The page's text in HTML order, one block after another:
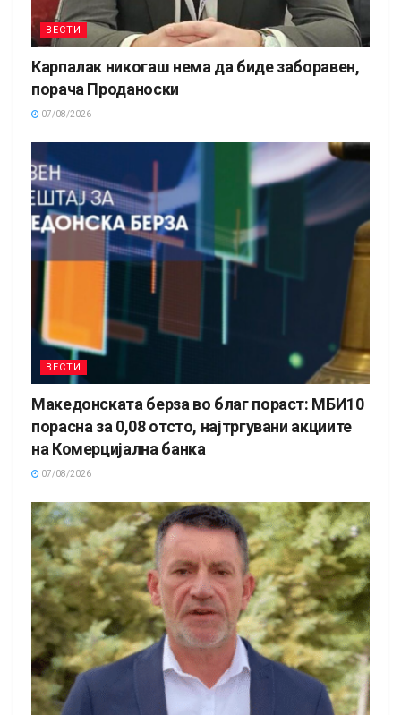
ВЕСТИ
Карпалак никогаш нема да биде заборавен,
порача Проданоски
07/08/2026
ВЕСТИ
Македонската берза во благ пораст: МБИ10
порасна за 0,08 отсто, најтргувани акциите
на Комерцијална банка
07/08/2026